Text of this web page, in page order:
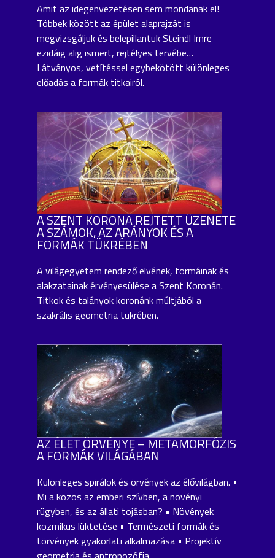
Amit az idegenvezetésen sem mondanak el!
Többek között az épület alaprajzát is
megvizsgáljuk és belepillantuk Steindl Imre
ezidáig alig ismert, rejtélyes tervébe…
Látványos, vetítéssel egybekötött különleges
előadás a formák titkairól.
A SZENT KORONA REJTETT ÜZENETE
A SZÁMOK, AZ ARÁNYOK ÉS A
FORMÁK TÜKRÉBEN
A világegyetem rendező elvének, formáinak és
alakzatainak érvényesülése a Szent Koronán.
Titkok és talányok koronánk múltjából a
szakrális geometria tükrében.
AZ ÉLET ÖRVÉNYE – METAMORFÓZIS
A FORMÁK VILÁGÁBAN
Különleges spirálok és örvények az élővilágban. •
Mi a közös az emberi szívben, a növényi
rügyben, és az állati tojásban? • Növények
kozmikus lüktetése • Természeti formák és
törvények gyakorlati alkalmazása • Projektív